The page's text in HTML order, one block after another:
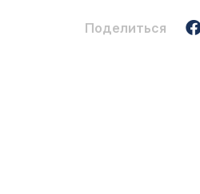
Поделиться